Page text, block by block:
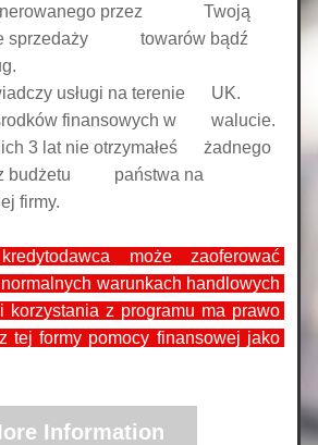
przez              Twoją
towarów bądź
usługi na terenie      UK.
finansowych w        walucie.
3 lat nie otrzymałeś      żadnego
państwa na
firmy.
może zaoferować
warunkach handlowych
korzystania z programu ma prawo
tej formy pomocy finansowej jako
Information